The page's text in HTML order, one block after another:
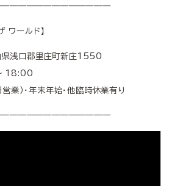
ワールド】
浅口郡里庄町新庄1550
18:00
業）・年末年始・他臨時休業有り